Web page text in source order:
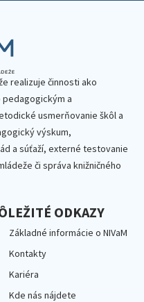
realizuje činnosti ako
a
usmerňovanie škôl a
výskum,
a súťaží, externé testovanie
či správa knižničného
ODKAZY
Základné informácie o NIVaM
Kontakty
Kariéra
Kde nás nájdete